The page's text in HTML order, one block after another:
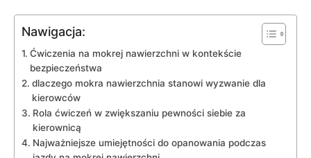
Nawigacja:
Ćwiczenia na mokrej nawierzchni w kontekście
bezpieczeństwa
dlaczego mokra nawierzchnia stanowi wyzwanie dla
kierowców
Rola ćwiczeń w zwiększaniu pewności siebie za
kierownicą
Najważniejsze umiejętności do opanowania podczas